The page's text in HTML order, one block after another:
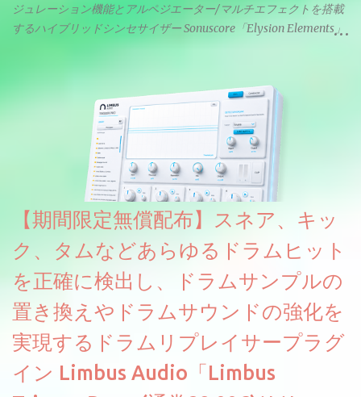
ジュレーション機能とアルペジエーター/マルチエフェクトを搭載
するハイブリッドシンセサイザー Sonuscore「Elysion Elements」
えるようになっています。総容量も7GBを超えます。複数の設定に
より音色が作りこまれているため、あらかじめアルペジオがプロ
グラムされているプリセットも多いですが、アルペジオを切るこ
とももちろんできます。 ほとんどのシンセライブラリは、音を一
度サンプリングしてベロシティで音量を調整します。 しかし、
ELYSIONは違います。ビンテージシンセを含む様々な音源から、
複数のベロシティレイヤーにわたって録音し、各レイヤーを整形
することで、弱く演奏した場合と強く演奏した場合で、全く異な
る音色が得られます。単に音量を変えただけの同じ音ではありま
せん。
【期間限定無償配布】スネア、キッ
ク、タムなどあらゆるドラムヒット
を正確に検出し、ドラムサンプルの
置き換えやドラムサウンドの強化を
実現するドラムリプレイサープラグ
イン Limbus Audio「Limbus